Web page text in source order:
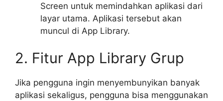
Screen untuk memindahkan aplikasi dari
layar utama. Aplikasi tersebut akan
muncul di App Library.
2. Fitur App Library Grup
Jika pengguna ingin menyembunyikan banyak
aplikasi sekaligus, pengguna bisa menggunakan